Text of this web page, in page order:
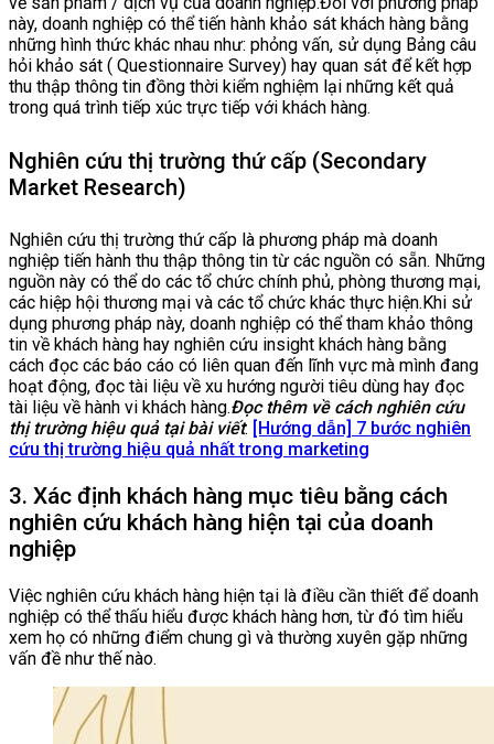
này, doanh nghiệp có thể tiến hành khảo sát khách hàng bằng
những hình thức khác nhau như: phỏng vấn, sử dụng Bảng câu
hỏi khảo sát ( Questionnaire Survey) hay quan sát để kết hợp
thu thập thông tin đồng thời kiểm nghiệm lại những kết quả
trong quá trình tiếp xúc trực tiếp với khách hàng.
Nghiên cứu thị trường thứ cấp (Secondary
Market Research)
Nghiên cứu thị trường thứ cấp là phương pháp mà doanh
nghiệp tiến hành thu thập thông tin từ các nguồn có sẵn. Những
nguồn này có thể do các tổ chức chính phủ, phòng thương mại,
các hiệp hội thương mại và các tổ chức khác thực hiện.Khi sử
dụng phương pháp này, doanh nghiệp có thể tham khảo thông
tin về khách hàng hay nghiên cứu insight khách hàng bằng
cách đọc các báo cáo có liên quan đến lĩnh vực mà mình đang
hoạt động, đọc tài liệu về xu hướng người tiêu dùng hay đọc
tài liệu về hành vi khách hàng.Đọc thêm về cách nghiên cứu
thị trường hiệu quả tại bài viết:
[Hướng dẫn] 7 bước nghiên
cứu thị trường hiệu quả nhất trong marketing
3. Xác định khách hàng mục tiêu bằng cách
nghiên cứu khách hàng hiện tại của doanh
nghiệp
Việc nghiên cứu khách hàng hiện tại là điều cần thiết để doanh
nghiệp có thể thấu hiểu được khách hàng hơn, từ đó tìm hiểu
xem họ có những điểm chung gì và thường xuyên gặp những
vấn đề như thế nào.